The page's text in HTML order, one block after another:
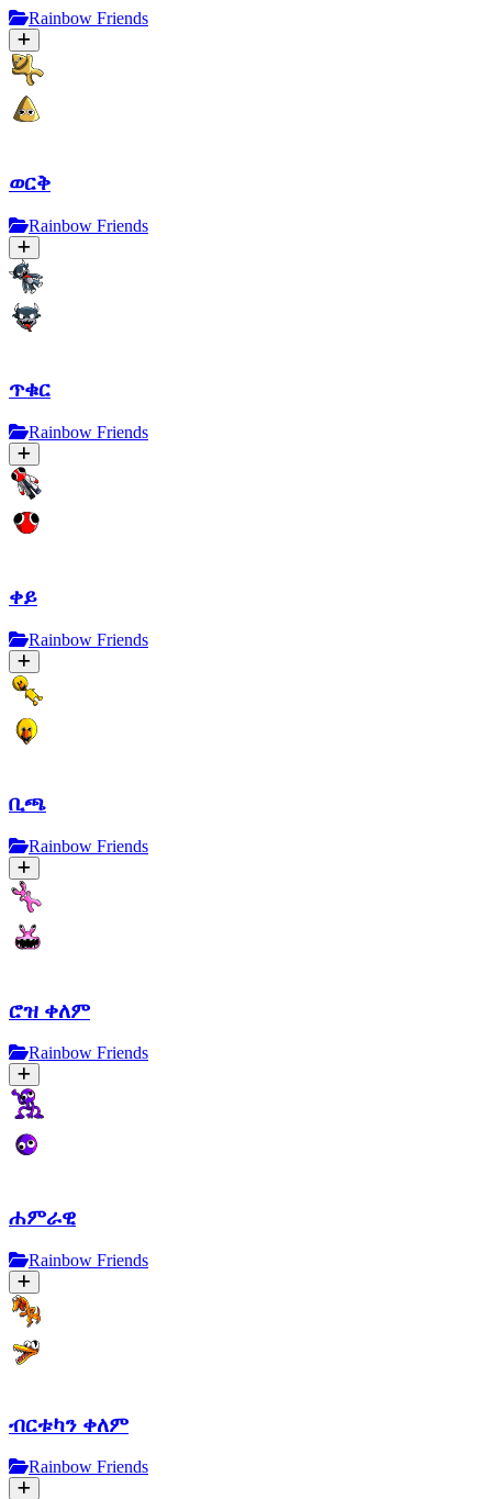
Rainbow Friends
ወርቅ
Rainbow Friends
ጥቁር
Rainbow Friends
ቀይ
Rainbow Friends
ቢጫ
Rainbow Friends
ሮዝ ቀለም
Rainbow Friends
ሐምራዊ
Rainbow Friends
ብርቱካን ቀለም
Rainbow Friends